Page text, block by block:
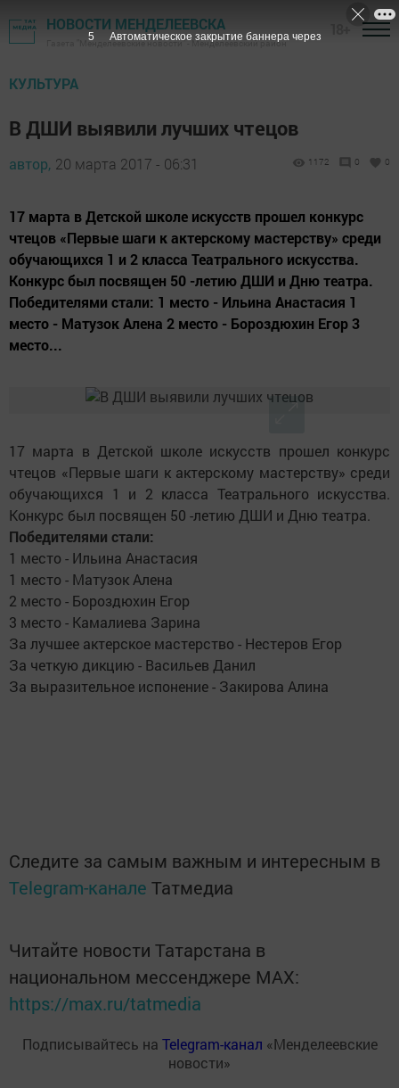
НОВОСТИ МЕНДЕЛЕЕВСКА
Газета "Менделеевские новости" - Менделеевский район
КУЛЬТУРА
В ДШИ выявили лучших чтецов
автор, 20 марта 2017 - 06:31 1172 0 0
17 марта в Детской школе искусств прошел конкурс
чтецов «Первые шаги к актерскому мастерству» среди
обучающихся 1 и 2 класса Театрального искусства.
Конкурс был посвящен 50 -летию ДШИ и Дню театра.
Победителями стали: 1 место - Ильина Анастасия 1
место - Матузок Алена 2 место - Бороздюхин Егор 3
место...
17 марта в Детской школе искусств прошел конкурс
чтецов «Первые шаги к актерскому мастерству» среди
обучающихся 1 и 2 класса Театрального искусства.
Конкурс был посвящен 50 -летию ДШИ и Дню театра.
Победителями стали:
1 место - Ильина Анастасия
1 место - Матузок Алена
2 место - Бороздюхин Егор
3 место - Камалиева Зарина
За лучшее актерское мастерство - Нестеров Егор
За четкую дикцию - Васильев Данил
За выразительное испонение - Закирова Алина
Следите за самым важным и интересным в
Telegram-канале Татмедиа
Читайте новости Татарстана в
национальном мессенджере MАХ:
https://max.ru/tatmedia
Подписывайтесь на Telegram-канал «Менделеевские
новости»
4 Автоматическое закрытие баннера через